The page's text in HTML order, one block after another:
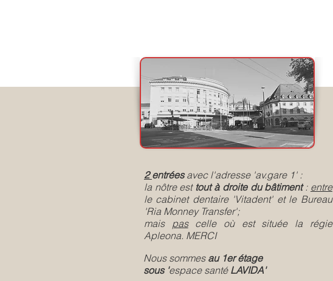
2entréesavec l'adresse 'av.gare 1' :
la nôtre est tout à droite du bâtiment: entre
le cabinet dentaire 'Vitadent' et le Bureau
'Ria Monney Transfer';
mais pascelle où est située la régie
Apleona. MERCI
Nous sommes au 1er étage
sous 'espace santéLAVIDA'